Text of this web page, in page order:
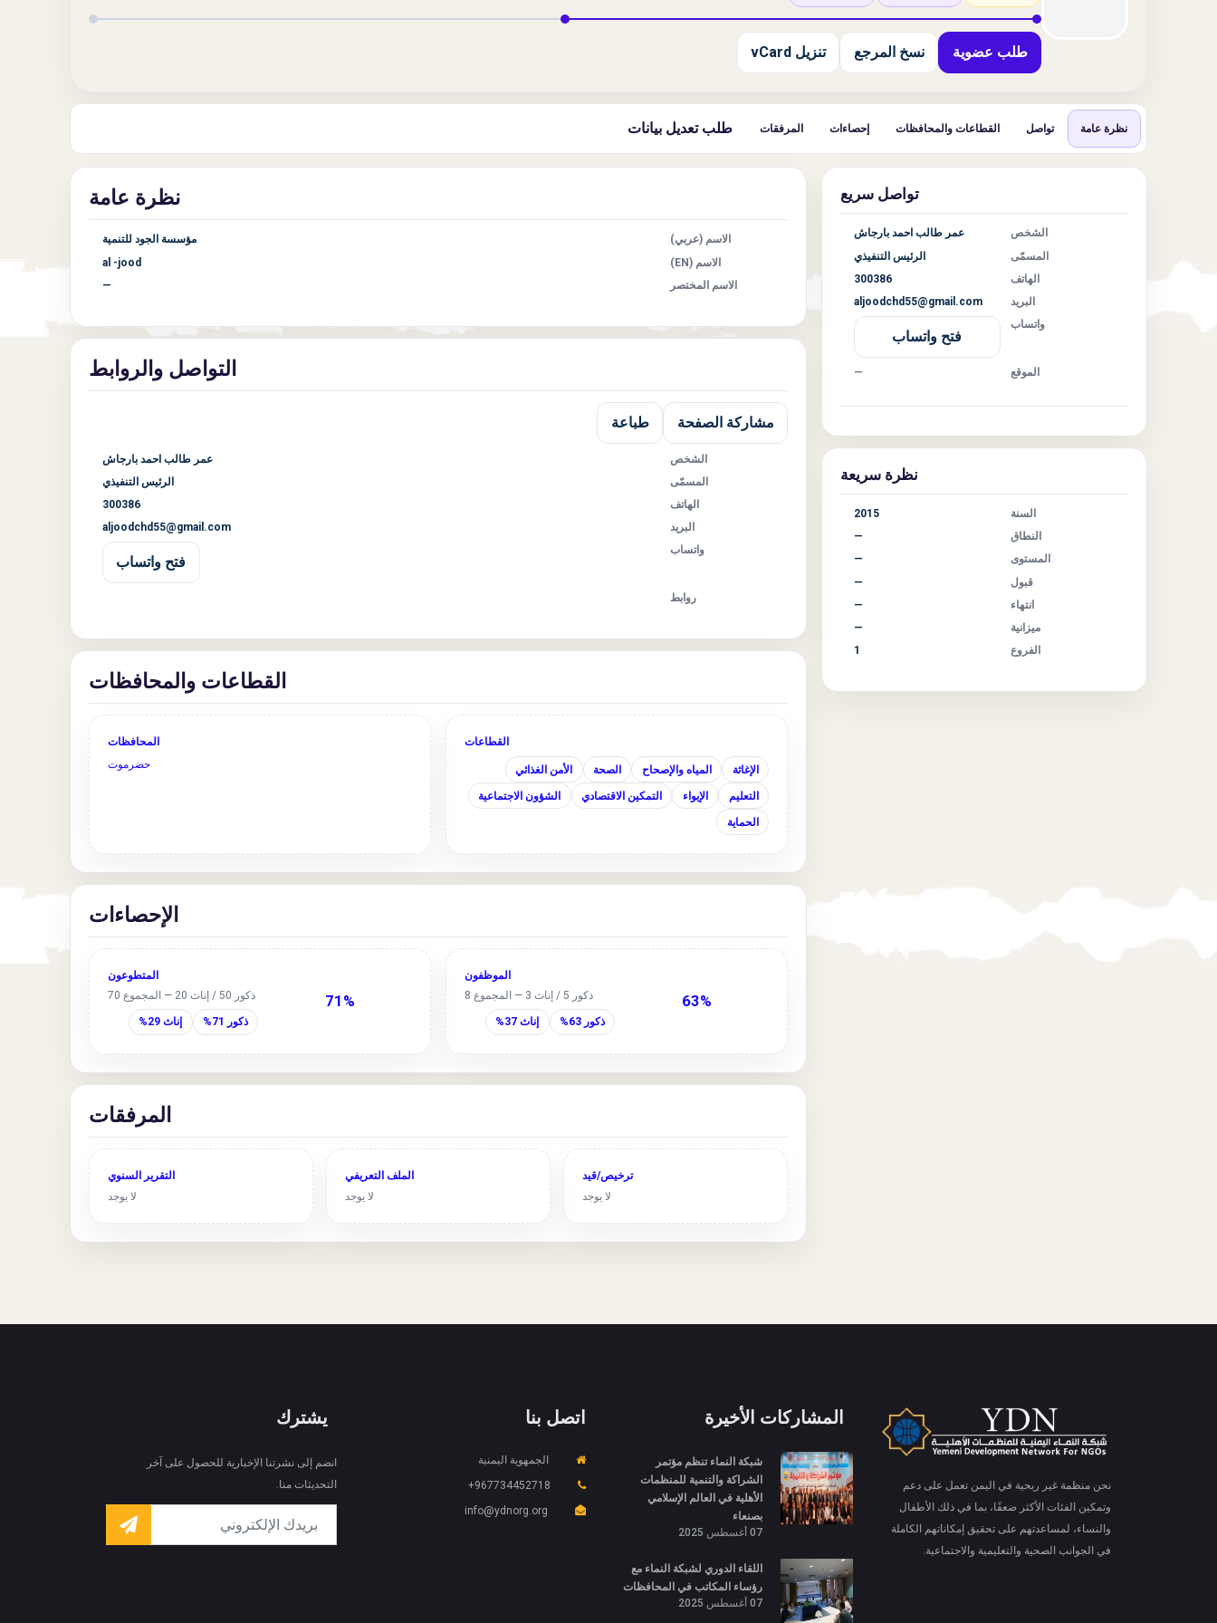
طلب عضوية نسخ المرجع تنزيل vCard
نظرة عامة تواصل القطاعات والمحافظات إحصاءات المرفقات طلب تعديل بيانات
تواصل سريع
الشخص
عمر طالب احمد بارجاش
المسمّى
الرئيس التنفيذي
الهاتف
300386
البريد
aljoodchd55@gmail.com
واتساب
فتح واتساب
الموقع —
نظرة سريعة
السنة
2015
النطاق
—
المستوى
—
قبول
—
انتهاء
—
ميزانية
—
الفروع
1
نظرة عامة
الاسم (عربي)
مؤسسة الجود للتنمية
الاسم (EN)
al -jood
الاسم المختصر
—
التواصل والروابط
مشاركة الصفحة طباعة
الشخص
عمر طالب احمد بارجاش
المسمّى
الرئيس التنفيذي
الهاتف
300386
البريد
aljoodchd55@gmail.com
واتساب
فتح واتساب
روابط
القطاعات والمحافظات
القطاعات
الإغاثة المياه والإصحاح الصحة الأمن الغذائي
التعليم الإيواء التمكين الاقتصادي الشؤون الاجتماعية
الحماية
المحافظات
حضرموت
الإحصاءات
63%
الموظفون
ذكور 5 / إناث 3 — المجموع 8
ذكور 63% إناث 37%
71%
المتطوعون
ذكور 50 / إناث 20 — المجموع 70
ذكور 71% إناث 29%
المرفقات
ترخيص/قيد
لا يوجد
الملف التعريفي
لا يوجد
التقرير السنوي
لا يوجد
نحن منظمة غير ربحية في اليمن تعمل على دعم
وتمكين الفئات الأكثر ضعفًا، بما في ذلك الأطفال
والنساء، لمساعدتهم على تحقيق إمكاناتهم الكاملة
في الجوانب الصحية والتعليمية والاجتماعية.
المشاركات الأخيرة
شبكة النماء تنظم مؤتمر
الشراكة والتنمية للمنظمات
الأهلية في العالم الإسلامي
بصنعاء
07 أغسطس 2025
اللقاء الدوري لشبكة النماء مع
رؤساء المكاتب في المحافظات
07 أغسطس 2025
اتصل بنا
الجمهوية اليمنية
967734452718+
info@ydnorg.org
يشترك
انضم إلى نشرتنا الإخبارية للحصول على آخر
التحديثات منا.
ملفات تعريف الارتباط والخصوصية
Is education residence conveying so so. Suppose
shyness say ten behaved morning had. Any
unsatiable assistance compliment occasional too
reasonably advantages.More information